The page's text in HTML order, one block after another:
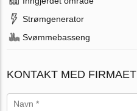
Strømgenerator
Svømmebasseng
KONTAKT MED FIRMAET